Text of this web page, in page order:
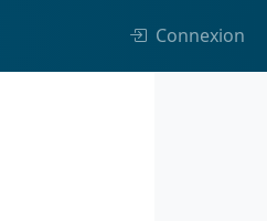
Connexion